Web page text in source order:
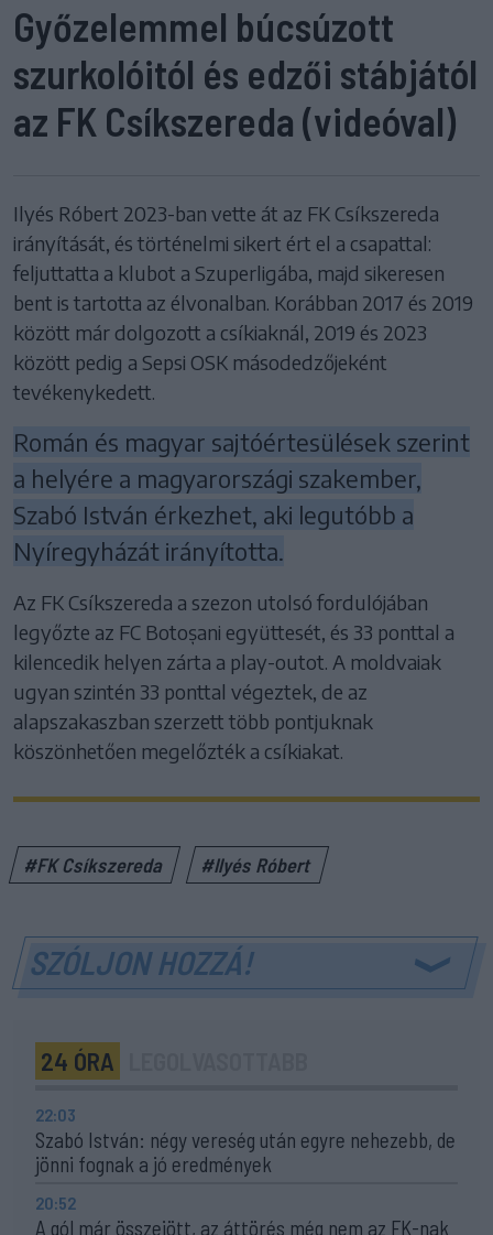
Győzelemmel búcsúzott
szurkolóitól és edzői stábjától
az FK Csíkszereda (videóval)
Ilyés Róbert 2023-ban vette át az FK Csíkszereda
irányítását, és történelmi sikert ért el a csapattal:
feljuttatta a klubot a Szuperligába, majd sikeresen
bent is tartotta az élvonalban. Korábban 2017 és 2019
között már dolgozott a csíkiaknál, 2019 és 2023
között pedig a Sepsi OSK másodedzőjeként
tevékenykedett.
Román és magyar sajtóértesülések szerint
a helyére a magyarországi szakember,
Szabó István érkezhet, aki legutóbb a
Nyíregyházát irányította.
Az FK Csíkszereda a szezon utolsó fordulójában
legyőzte az FC Botoșani együttesét, és 33 ponttal a
kilencedik helyen zárta a play-outot. A moldvaiak
ugyan szintén 33 ponttal végeztek, de az
alapszakaszban szerzett több pontjuknak
köszönhetően megelőzték a csíkiakat.
#FK Csíkszereda #Ilyés Róbert
SZÓLJON HOZZÁ!
24 ÓRA
22:03
Szabó István: négy vereség után egyre nehezebb, de
jönni fognak a jó eredmények
20:52
A gól már összejött, az áttörés még nem az FK-nak